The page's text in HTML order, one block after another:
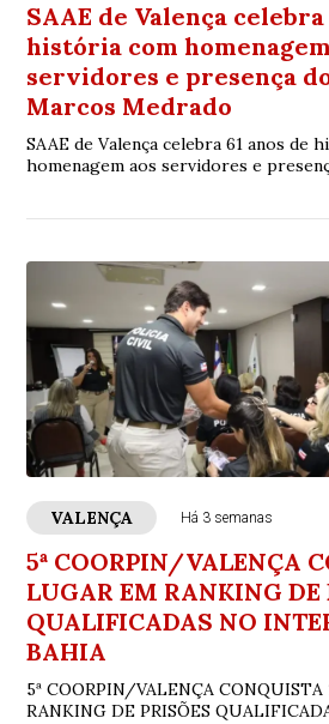
SAAE de Valença celebra
história com
servidores e presença
Marcos Medrado
SAAE de Valença celebra 61 anos de
homenagem aos servidores e
VALENÇA Há 3 semanas
5ª COORPIN/VALENÇA
LUGAR EM RANKING DE
QUALIFICADAS NO
BAHIA
5ª COORPIN/VALENÇA CONQUISTA
RANKING DE PRISÕES